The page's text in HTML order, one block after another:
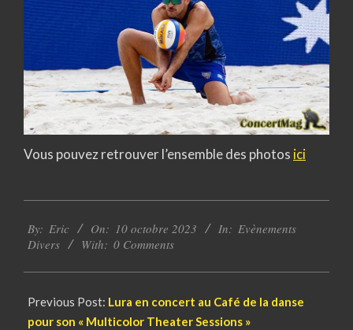
Vous pouvez retrouver l’ensemble des photos ici
10-
10
By: Eric On: 10 octobre 2023 In: Evènements
Divers
With: 0 Comments
Previous Post: Lura en concert au Café de la danse
pour son « Multicolor Theater Sessions »